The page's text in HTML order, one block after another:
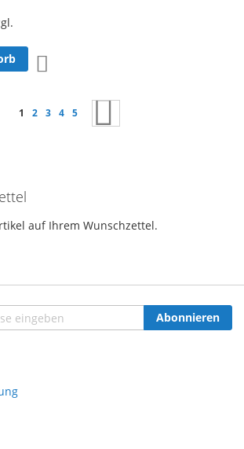
Seite
Sie lesen gerade Seite
1 Seite
2 Seite
3 Seite
4 Seite
5
auf Ihrem Wunschzettel.
Abonnieren